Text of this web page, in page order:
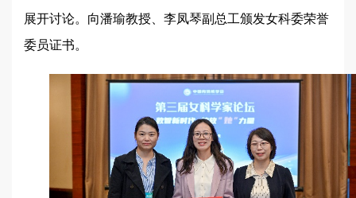
展开讨论。向潘瑜教授、李凤琴副总工颁发女科委荣誉
委员证书。